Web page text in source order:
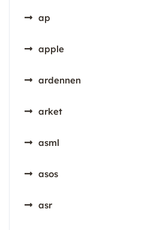
ap
apple
ardennen
arket
asml
asos
asr